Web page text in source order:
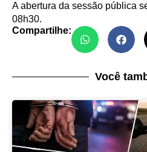
A abertura da sessão pública
08h30.
Compartilhe:
Você